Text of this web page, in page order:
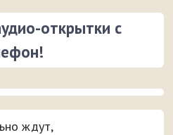
открытки с
ждут,